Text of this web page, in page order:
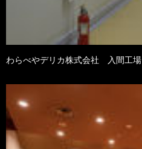
わらべやデリカ株式会社 入間工場